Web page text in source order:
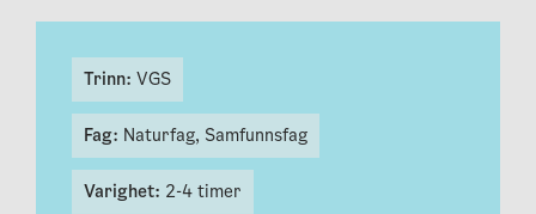
Trinn: VGS
Fag: Naturfag, Samfunnsfag
Varighet: 2-4 timer